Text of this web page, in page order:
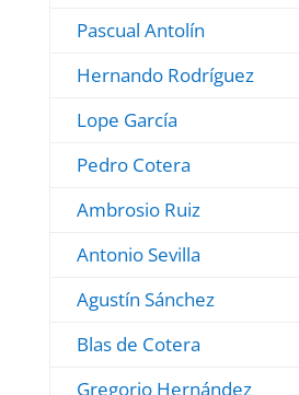
Pascual Antolín
Hernando Rodríguez
Lope García
Pedro Cotera
Ambrosio Ruiz
Antonio Sevilla
Agustín Sánchez
Blas de Cotera
Gregorio Hernández